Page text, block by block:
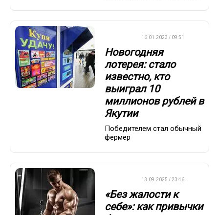
16.01.2023 / 09:51
Новогодняя
лотерея: стало
известно, кто
выиграл 10
миллионов рублей в
Якутии
Победителем стал обычный
фермер
13.09.2025 / 23:46
«Без жалости к
себе»: как привычки